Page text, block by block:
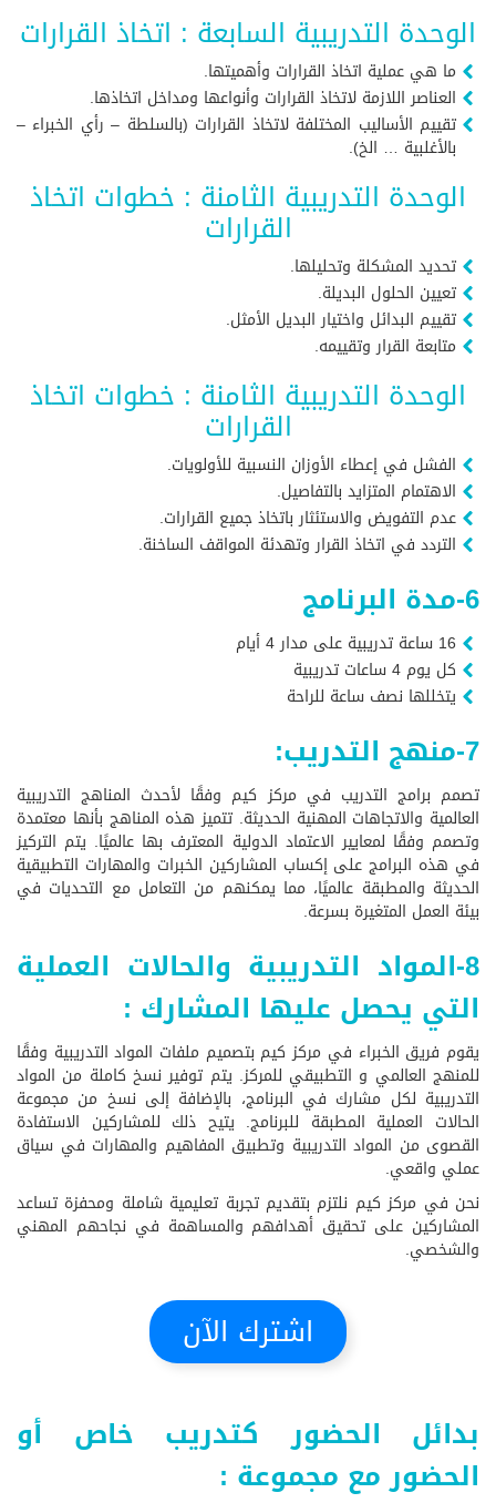
الوحدة التدريبية السابعة : اتخاذ القرارات
ما هي عملية اتخاذ القرارات وأهميتها.
العناصر اللازمة لاتخاذ القرارات وأنواعها ومداخل اتخاذها.
تقييم الأساليب المختلفة لاتخاذ القرارات (بالسلطة – رأي الخبراء –
بالأغلبية … الخ).
الوحدة التدريبية الثامنة : خطوات اتخاذ
القرارات
تحديد المشكلة وتحليلها.
تعيين الحلول البديلة.
تقييم البدائل واختيار البديل الأمثل.
متابعة القرار وتقييمه.
الوحدة التدريبية الثامنة : خطوات اتخاذ
القرارات
الفشل في إعطاء الأوزان النسبية للأولويات.
الاهتمام المتزايد بالتفاصيل.
عدم التفويض والاستئثار باتخاذ جميع القرارات.
التردد في اتخاذ القرار وتهدئة المواقف الساخنة.
6-مدة البرنامج
16 ساعة تدريبية على مدار 4 أيام
كل يوم 4 ساعات تدريبية
يتخللها نصف ساعة للراحة
7-منهج التدريب:
تصمم برامج التدريب في مركز كيم وفقًا لأحدث المناهج التدريبية
العالمية والاتجاهات المهنية الحديثة. تتميز هذه المناهج بأنها معتمدة
وتصمم وفقًا لمعايير الاعتماد الدولية المعترف بها عالميًا. يتم التركيز
في هذه البرامج على إكساب المشاركين الخبرات والمهارات التطبيقية
الحديثة والمطبقة عالميًا، مما يمكنهم من التعامل مع التحديات في
بيئة العمل المتغيرة بسرعة.
8-المواد التدريبية والحالات العملية
التي يحصل عليها المشارك :
يقوم فريق الخبراء في مركز كيم بتصميم ملفات المواد التدريبية وفقًا
للمنهج العالمي و التطبيقي للمركز. يتم توفير نسخ كاملة من المواد
التدريبية لكل مشارك في البرنامج، بالإضافة إلى نسخ من مجموعة
الحالات العملية المطبقة للبرنامج. يتيح ذلك للمشاركين الاستفادة
القصوى من المواد التدريبية وتطبيق المفاهيم والمهارات في سياق
عملي واقعي.
نحن في مركز كيم نلتزم بتقديم تجربة تعليمية شاملة ومحفزة تساعد
المشاركين على تحقيق أهدافهم والمساهمة في نجاحهم المهني
والشخصي.
اشترك الآن
بدائل الحضور كتدريب خاص أو
الحضور مع مجموعة :